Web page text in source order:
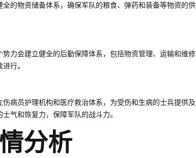
的物资储备体系，确保军队的粮食、弹药和装备等物资的供
力会建立健全的后勤保障体系，包括物资管理、运输和维修
行。
病员护理机构和医疗救治体系，为受伤和生病的士兵提供及
气和恢复力，保障军队的战斗力。
分析